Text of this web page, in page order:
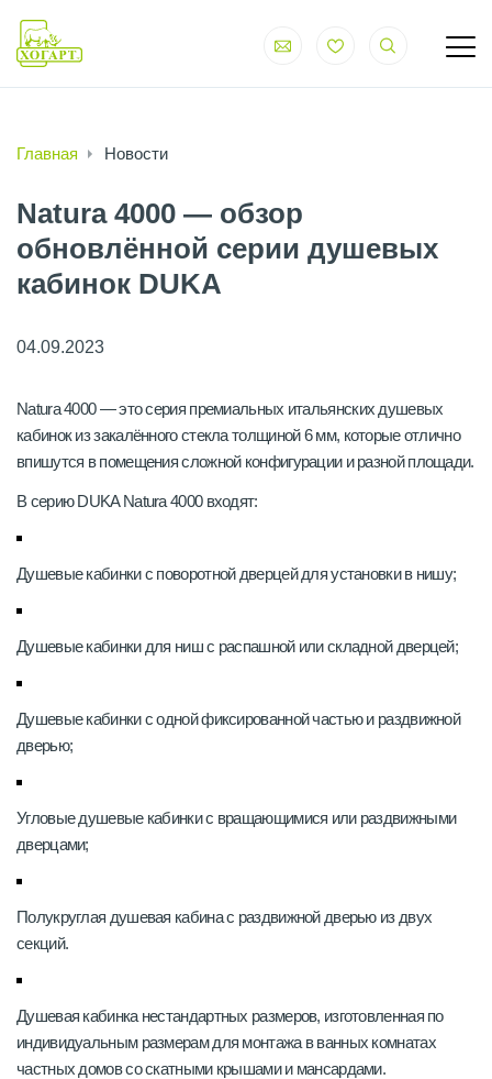
Главная Новости
Natura 4000 — обзор
обновлённой серии душевых
кабинок DUKA
04.09.2023
Natura 4000 — это серия премиальных итальянских душевых
кабинок из закалённого стекла толщиной 6 мм, которые отлично
впишутся в помещения сложной конфигурации и разной площади.
В серию DUKA Natura 4000 входят:
Душевые кабинки с поворотной дверцей для установки в нишу;
Душевые кабинки для ниш с распашной или складной дверцей;
Душевые кабинки с одной фиксированной частью и раздвижной
дверью;
Угловые душевые кабинки с вращающимися или раздвижными
дверцами;
Полукруглая душевая кабина с раздвижной дверью из двух
секций.
Душевая кабинка нестандартных размеров, изготовленная по
индивидуальным размерам для монтажа в ванных комнатах
частных домов со скатными крышами и мансардами.